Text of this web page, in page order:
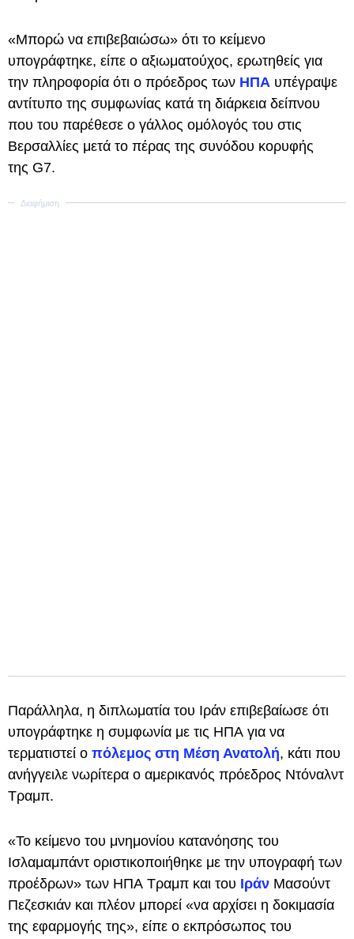
«Μπορώ να επιβεβαιώσω» ότι το κείμενο
υπογράφτηκε, είπε ο αξιωματούχος, ερωτηθείς για
την πληροφορία ότι ο πρόεδρος των ΗΠΑ υπέγραψε
αντίτυπο της συμφωνίας κατά τη διάρκεια δείπνου
που του παρέθεσε ο γάλλος ομόλογός του στις
Βερσαλλίες μετά το πέρας της συνόδου κορυφής
της G7.
Παράλληλα, η διπλωματία του Ιράν επιβεβαίωσε ότι
υπογράφτηκε η συμφωνία με τις ΗΠΑ για να
τερματιστεί ο πόλεμος στη Μέση Ανατολή, κάτι που
ανήγγειλε νωρίτερα ο αμερικανός πρόεδρος Ντόναλντ
Τραμπ.
«Το κείμενο του μνημονίου κατανόησης του
Ισλαμαμπάντ οριστικοποιήθηκε με την υπογραφή των
προέδρων» των ΗΠΑ Τραμπ και του Ιράν Μασούντ
Πεζεσκιάν και πλέον μπορεί «να αρχίσει η δοκιμασία
της εφαρμογής της», είπε ο εκπρόσωπος του